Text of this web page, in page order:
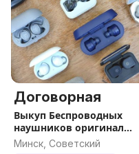
Договорная
Выкуп Беспроводных
наушников оригинал
любых марок ОРИГИНАЛ
Минск, Советский